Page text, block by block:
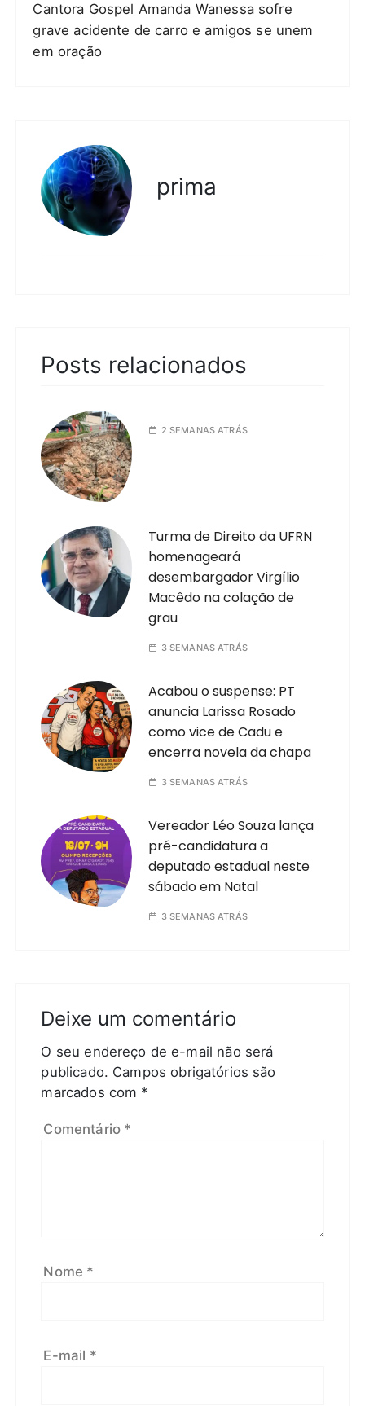
Cantora Gospel Amanda Wanessa sofre
grave acidente de carro e amigos se unem
em oração
prima
Posts relacionados
2 SEMANAS ATRÁS
Turma de Direito da UFRN
homenageará
desembargador Virgílio
Macêdo na colação de
grau
3 SEMANAS ATRÁS
Acabou o suspense: PT
anuncia Larissa Rosado
como vice de Cadu e
encerra novela da chapa
3 SEMANAS ATRÁS
Vereador Léo Souza lança
pré-candidatura a
deputado estadual neste
sábado em Natal
3 SEMANAS ATRÁS
Deixe um comentário
O seu endereço de e-mail não será
publicado. Campos obrigatórios são
marcados com *
Comentário *
Nome *
E-mail *